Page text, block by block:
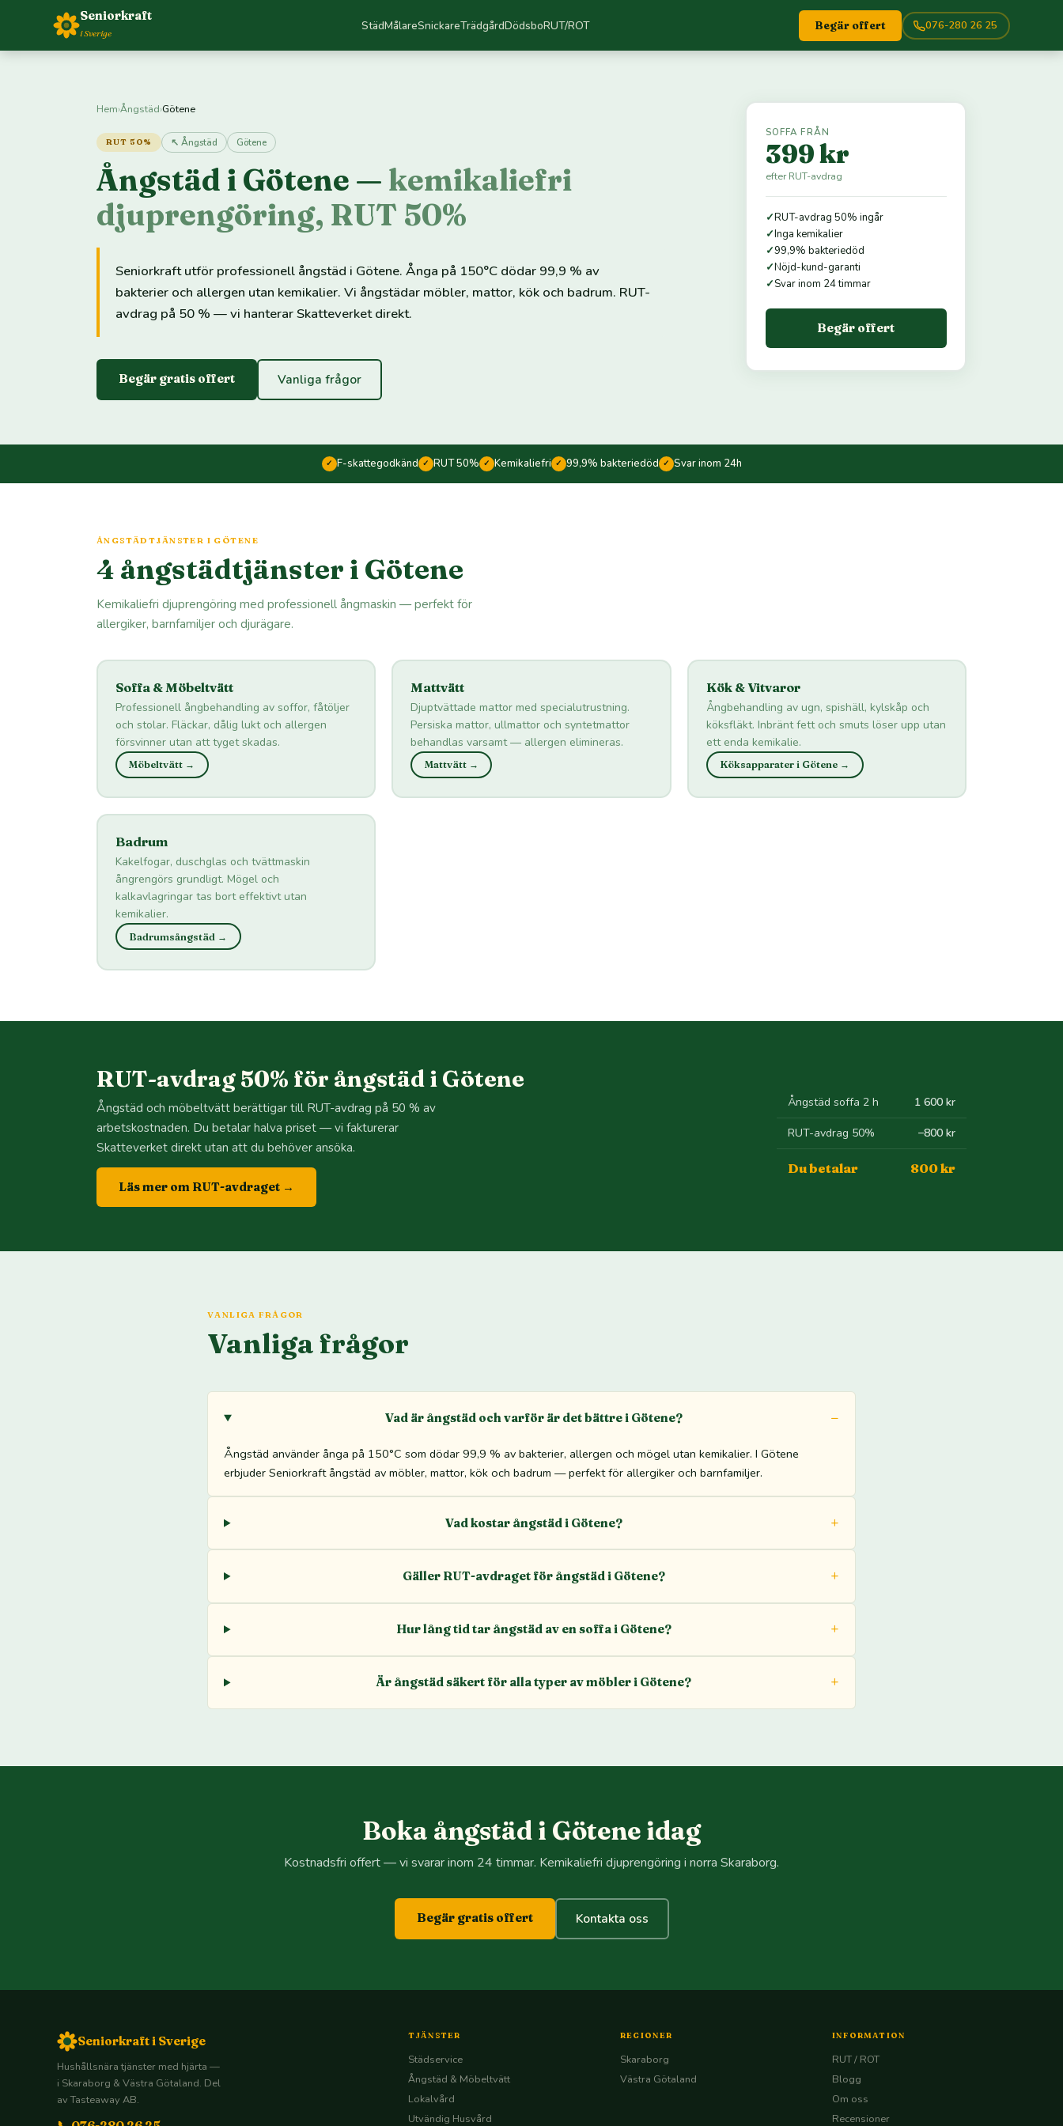
Seniorkraft
i Sverige StädMålareSnickareTrädgårdDödsboRUT/ROT Begär offert 076-280 26 25
Hem›Ångstäd›Götene
RUT 50% ↖ Ångstäd Götene
Ångstäd i Götene — kemikaliefri
djuprengöring, RUT 50%
Seniorkraft utför professionell ångstäd i Götene. Ånga på 150°C dödar 99,9 % av
bakterier och allergen utan kemikalier. Vi ångstädar möbler, mattor, kök och badrum. RUT-
avdrag på 50 % — vi hanterar Skatteverket direkt.
Begär gratis offert Vanliga frågor
SOFFA FRÅN
399 kr
efter RUT-avdrag
✓RUT-avdrag 50% ingår
✓Inga kemikalier
✓99,9% bakteriedöd
✓Nöjd-kund-garanti
✓Svar inom 24 timmar
Begär offert
✓ F-skattegodkänd ✓ RUT 50% ✓ Kemikaliefri ✓ 99,9% bakteriedöd ✓ Svar inom 24h
ÅNGSTÄDTJÄNSTER I GÖTENE
4 ångstädtjänster i Götene
Kemikaliefri djuprengöring med professionell ångmaskin — perfekt för
allergiker, barnfamiljer och djurägare.
Soffa & Möbeltvätt
Professionell ångbehandling av soffor, fåtöljer
och stolar. Fläckar, dålig lukt och allergen
försvinner utan att tyget skadas.
Möbeltvätt →
Mattvätt
Djuptvättade mattor med specialutrustning.
Persiska mattor, ullmattor och syntetmattor
behandlas varsamt — allergen elimineras.
Mattvätt →
Kök & Vitvaror
Ångbehandling av ugn, spishäll, kylskåp och
köksfläkt. Inbränt fett och smuts löser upp utan
ett enda kemikalie.
Köksapparater i Götene →
Badrum
Kakelfogar, duschglas och tvättmaskin
ångrengörs grundligt. Mögel och
kalkavlagringar tas bort effektivt utan
kemikalier.
Badrumsångstäd →
RUT-avdrag 50% för ångstäd i Götene
Ångstäd och möbeltvätt berättigar till RUT-avdrag på 50 % av
arbetskostnaden. Du betalar halva priset — vi fakturerar
Skatteverket direkt utan att du behöver ansöka.
Läs mer om RUT-avdraget →
Ångstäd soffa 2 h 1 600 kr
RUT-avdrag 50% −800 kr
Du betalar 800 kr
VANLIGA FRÅGOR
Vanliga frågor
Vad är ångstäd och varför är det bättre i Götene?
Ångstäd använder ånga på 150°C som dödar 99,9 % av bakterier, allergen och mögel utan kemikalier. I Götene
erbjuder Seniorkraft ångstäd av möbler, mattor, kök och badrum — perfekt för allergiker och barnfamiljer.
Vad kostar ångstäd i Götene?
Gäller RUT-avdraget för ångstäd i Götene?
Hur lång tid tar ångstäd av en soffa i Götene?
Är ångstäd säkert för alla typer av möbler i Götene?
Boka ångstäd i Götene idag
Kostnadsfri offert — vi svarar inom 24 timmar. Kemikaliefri djuprengöring i norra Skaraborg.
Begär gratis offert Kontakta oss
Seniorkraft i Sverige
Hushållsnära tjänster med hjärta —
i Skaraborg & Västra Götaland. Del
av Tasteaway AB.
TJÄNSTER
Städservice
Ångstäd & Möbeltvätt
Lokalvård
Utvändig Husvård
REGIONER
Skaraborg
Västra Götaland
INFORMATION
RUT / ROT
Blogg
Om oss
Recensioner